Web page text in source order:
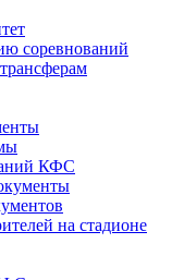
соревнований
КФС
на стадионе